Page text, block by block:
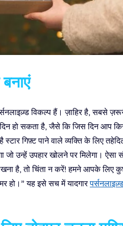
विकल्प हैं। ज़ाहिर है, सबसे
हो सकता है, जैसे कि जिस दिन आप
स्टार गिफ़्ट पाने वाले व्यक्ति के लिए
जो उन्हें उपहार खोलने पर मिलेगा। ऐसा
है, तो चिंता न करें! हमने आपके लिए
हो।” यह इसे सच में यादगार